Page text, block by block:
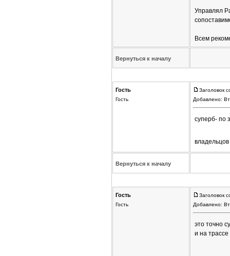
Управлял
Всем
Вернуться к началу
Гость
Гость
Заголовок
Добавлено:
суперб- по
Вернуться к началу
Гость
Гость
Заголовок
Добавлено:
это точно
и на